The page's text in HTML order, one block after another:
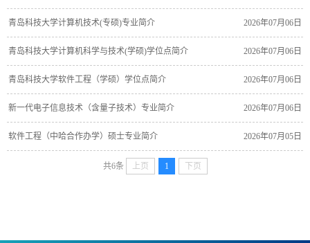
​青岛科技大学计算机技术(专硕)专业简介 2026年07月06日
青岛科技大学计算机科学与技术(学硕)学位点简介 2026年07月06日
青岛科技大学软件工程（学硕）学位点简介 2026年07月06日
新一代电子信息技术（含量子技术）专业简介 2026年07月06日
软件工程（中哈合作办学）硕士专业简介 2026年07月05日
共6条 上页 1 下页